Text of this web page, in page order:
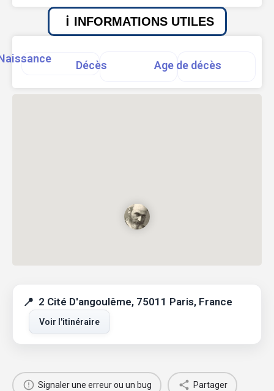
INFORMATIONS UTILES
Décès Age de décès
2 Cité D'angoulême, 75011 Paris, France
Voir l'itinéraire
Signaler une erreur ou un bug Partager